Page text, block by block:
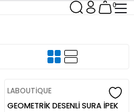
0
LABOUTİQUE
GEOMETRİK DESENLİ SURA İPEK